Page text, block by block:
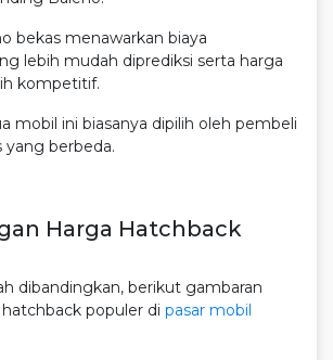
bekas menawarkan biaya
lebih mudah diprediksi serta harga
kompetitif.
mobil ini biasanya dipilih oleh pembeli
yang berbeda.
Harga Hatchback
dibandingkan, berikut gambaran
populer di pasar mobil